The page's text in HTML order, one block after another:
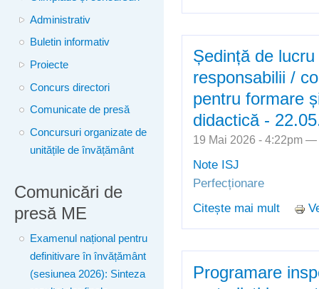
Administrativ
Buletin informativ
Proiecte
Concurs directori
Comunicate de presă
Concursuri organizate de
unitățile de învățământ
Comunicări de
presă ME
Examenul național pentru
definitivare în învățământ
(sesiunea 2026): Sinteza
Ședință de
responsabilii /
pentru formare
didactică -
19 Mai 2026 - 4:22pm —
Note ISJ
Perfecționare
Citește mai mult
Programare